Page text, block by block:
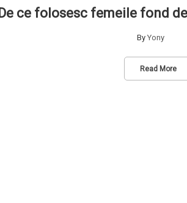
De ce folosesc femeile fond
ByYony
Read More